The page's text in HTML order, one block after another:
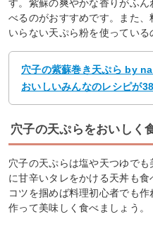
す。紫蘇の爽やかな香りがふ
べるのがおすすめです。また
いらない天ぷら粉を使っている
穴子の紫蘇巻き天ぷら by
おいしいみんなのレシピが
穴子の天ぷらをおいしく
穴子の天ぷらは塩や天つゆで
に甘辛いタレをかける天丼も食
コツを掴めば料理初心者でも
作って美味しく食べましょう。